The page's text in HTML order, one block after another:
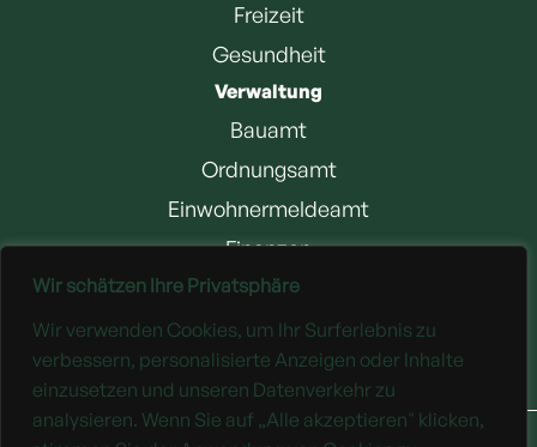
Wir schätzen Ihre Privatsphäre
Wir verwenden Cookies, um Ihr Surferlebnis zu
verbessern, personalisierte Anzeigen oder Inhalte
einzusetzen und unseren Datenverkehr zu
analysieren. Wenn Sie auf „Alle akzeptieren" klicken,
Freizeit
Gesundheit
Verwaltung
Bauamt
Ordnungsamt
Einwohnermeldeamt
Finanzen
Jobangebote
Downloads